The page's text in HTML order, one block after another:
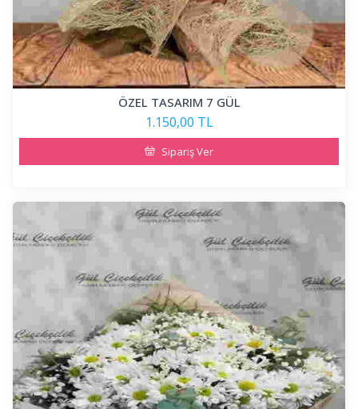
ÖZEL TASARIM 7 GÜL
1.150,00 TL
Sipariş Ver